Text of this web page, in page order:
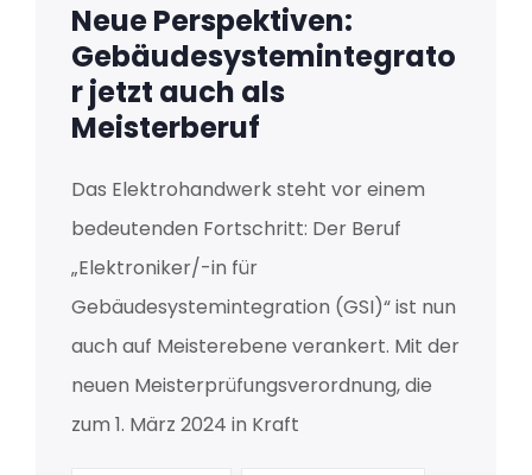
Neue Perspektiven:
Gebäudesystemintegrato
r jetzt auch als
Meisterberuf
Das Elektrohandwerk steht vor einem
bedeutenden Fortschritt: Der Beruf
„Elektroniker/-in für
Gebäudesystemintegration (GSI)“ ist nun
auch auf Meisterebene verankert. Mit der
neuen Meisterprüfungsverordnung, die
zum 1. März 2024 in Kraft